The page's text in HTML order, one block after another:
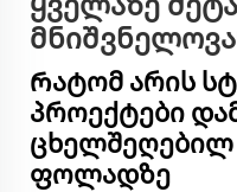
Რატომ არის
პროექტები
ცხელშეღებილ
ფოლადზე